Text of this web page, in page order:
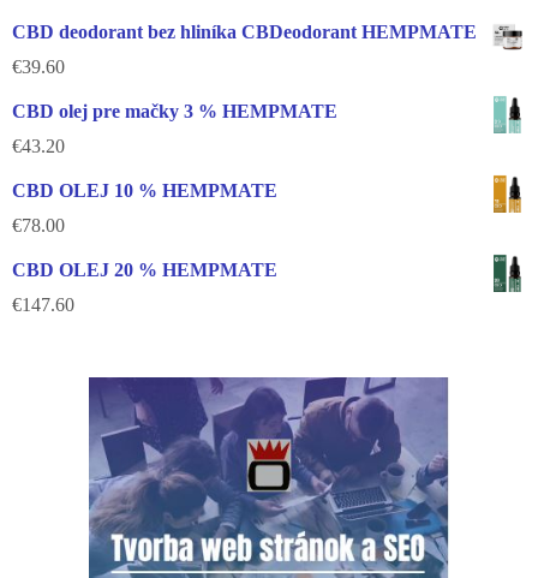
CBD deodorant bez hliníka CBDeodorant HEMPMATE
€39.60
CBD olej pre mačky 3 % HEMPMATE
€43.20
CBD OLEJ 10 % HEMPMATE
€78.00
CBD OLEJ 20 % HEMPMATE
€147.60